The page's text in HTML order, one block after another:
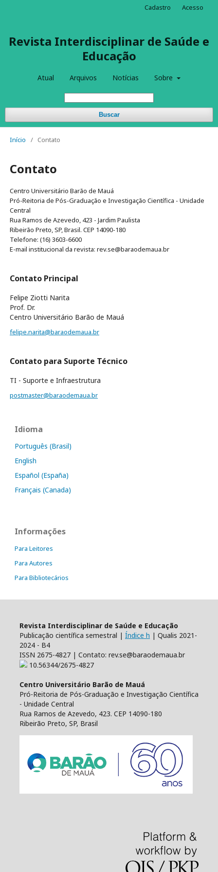
Revista Interdisciplinar de Saúde e
Educação
Atual Arquivos Notícias Sobre
Buscar
Cadastro Acesso
Início / Contato
Contato
Centro Universitário Barão de Mauá
Pró-Reitoria de Pós-Graduação e Investigação Científica - Unidade
Central
Rua Ramos de Azevedo, 423 - Jardim Paulista
Ribeirão Preto, SP, Brasil. CEP 14090-180
Telefone: (16) 3603-6600
E-mail institucional da revista: rev.se@baraodemaua.br
Contato Principal
Felipe Ziotti Narita
Prof. Dr.
Centro Universitário Barão de Mauá
felipe.narita@baraodemaua.br
Contato para Suporte Técnico
TI - Suporte e Infraestrutura
postmaster@baraodemaua.br
Idioma
Português (Brasil)
English
Español (España)
Français (Canada)
Informações
Para Leitores
Para Autores
Para Bibliotecários
Revista Interdisciplinar de Saúde e Educação
Publicação científica semestral | Índice h | Qualis 2021-
2024 - B4
ISSN 2675-4827 | Contato: rev.se@baraodemaua.br
10.56344/2675-4827
Centro Universitário Barão de Mauá
Pró-Reitoria de Pós-Graduação e Investigação Científica
- Unidade Central
Rua Ramos de Azevedo, 423. CEP 14090-180
Ribeirão Preto, SP, Brasil